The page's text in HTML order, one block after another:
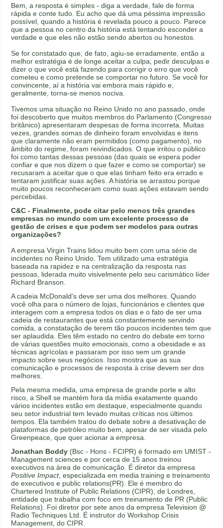
Bem, a resposta é simples - diga a verdade, fale de forma
rápida e conte tudo. Eu acho que dá uma péssima impressão
possível, quando a história é revelada pouco a pouco. Parece
que a pessoa no centro da história está tentando esconder a
verdade e que eles não estão sendo abertos ou honestos.
Se for constatado que, de fato, agiu-se erradamente, então a
melhor estratégia é de longe aceitar a culpa, pedir desculpas e
dizer o que você está fazendo para corrigir o erro que você
cometeu e como pretende se comportar no futuro. Se você for
convincente, aí a história vai embora mais rápido e,
geralmente, torna-se menos nociva.
Tivemos uma situação no Reino Unido no ano passado, onde
foi descoberto que muitos membros do Parlamento (Congresso
britânico) apresentaram despesas de forma incorreta. Muitas
vezes, grandes somas de dinheiro foram envolvidas e itens
que claramente não eram permitidos (como pagamento), no
âmbito do regime, foram reivindicados. O que irritou o público
foi como tantas dessas pessoas (das quais se espera poder
confiar e que nos dizem o que fazer e como se comportar) se
recusaram a aceitar que o que elas tinham feito era errado e
tentaram justificar suas ações. A história se arrastou porque
muito poucos reconheceram como suas ações estavam sendo
percebidas.
C&C - Finalmente, pode citar pelo menos três grandes
empresas no mundo com um excelente processo de
gestão de crises e que podem ser modelos para outras
organizações?
A empresa Virgin Trains lidou muito bem com uma série de
incidentes no Reino Unido. Tem utilizado uma estratégia
baseada na rapidez e na centralização da resposta nas
pessoas, liderada muito visivelmente pelo seu carismático líder
Richard Branson.
A cadeia McDonald's deve ser uma dos melhores. Quando
você olha para o número de lojas, funcionários e clientes que
interagem com a empresa todos os dias e o fato de ser uma
cadeia de restaurantes que está constantemente servindo
comida, a constatação de terem tão poucos incidentes tem que
ser aplaudida. Eles têm estado no centro do debate em torno
de várias questões muito emocionais, como a obesidade e as
técnicas agrícolas e passaram por isso sem um grande
impacto sobre seus negócios. Isso mostra que as sua
comunicação e processos de resposta à crise devem ser dos
melhores.
Pela mesma medida, uma empresa de grande porte e alto
risco, a Shell se mantém fora da mídia exatamente quando
vários incidentes estão em destaque, especialmente quando
seu setor industrial tem levado muitas críticas nos últimos
tempos. Ela também tratou do debate sobre a desativação de
plataformas de petróleo muito bem, apesar de ser visada pelo
Greenpeace, que quer acionar a empresa.
Jonathan Boddy (Bsc - Hons - FCIPR) é formado em UMIST -
Management sciences e por cerca de 15 anos treinou
executivos na área de comunicação. É diretor da empresa
Positive Impact, especializada em media training e treinamento
de executivos e public relations(PR). Ele é membro do
Chartered Institute of Public Relations (CIPR), de Londres,
entidade que trabalha com foco em treinamento de PR (Public
Relations). Foi diretor por sete anos da empresa Television @
Radio Techniques Ltd. É instrutor do Workshop Crisis
Management, do CIPR.